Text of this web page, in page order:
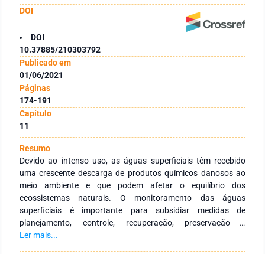
DOI
DOI
10.37885/210303792
Publicado em
01/06/2021
Páginas
174-191
Capítulo
11
Resumo
Devido ao intenso uso, as águas superficiais têm recebido
uma crescente descarga de produtos químicos danosos ao
meio ambiente e que podem afetar o equilíbrio dos
ecossistemas naturais. O monitoramento das águas
superficiais é importante para subsidiar medidas de
planejamento, controle, recuperação, preservação e
conservação dos recursos hídricos, além de auxiliar na
Ler mais...